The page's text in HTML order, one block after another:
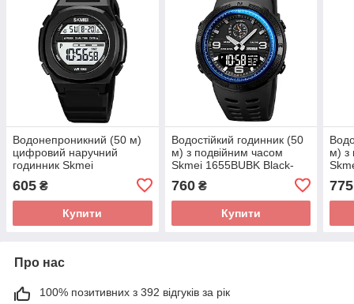
Водонепроникний (50 м)
цифровий наручний
годинник Skmei
605 ₴
Купити
Водостійкий годинник (50
м) з подвійним часом
Skmei 1655BUBK Black-
760₴
Купити
м) з
775
Про нас
100% позитивних з 392 відгуків за рік